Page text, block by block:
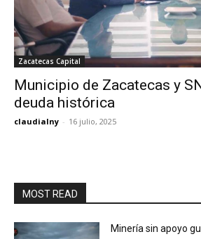
Zacatecas Capital
Municipio de Zacatecas y
deuda histórica
claudialny - 16 julio, 2025
MOST READ
Minería sin apoyo